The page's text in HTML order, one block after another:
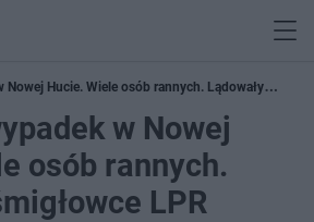
Nowej Hucie. Wiele osób rannych. Lądowały
w Nowej
osób rannych.
LPR